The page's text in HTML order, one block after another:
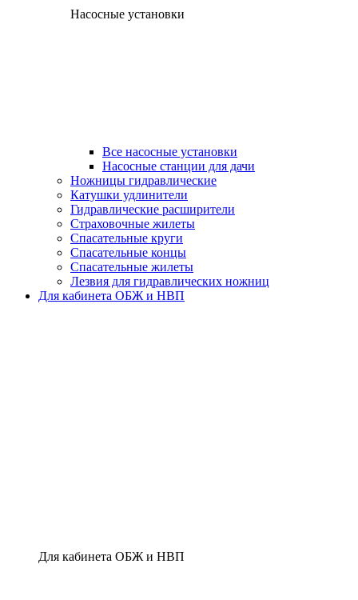
Насосные установки
Все насосные установки
Насосные станции для дачи
Ножницы гидравлические
Катушки удлинители
Гидравлические расширители
Страховочные жилеты
Спасательные круги
Спасательные концы
Спасательные жилеты
Лезвия для гидравлических ножниц
Для кабинета ОБЖ и НВП
Для кабинета ОБЖ и НВП